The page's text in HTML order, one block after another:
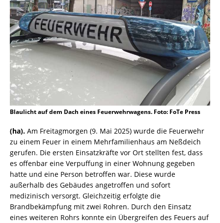
Blaulicht auf dem Dach eines Feuerwehrwagens. Foto: FoTe Press
(ha). Am Freitagmorgen (9. Mai 2025) wurde die Feuerwehr
zu einem Feuer in einem Mehrfamilienhaus am Neßdeich
gerufen. Die ersten Einsatzkräfte vor Ort stellten fest, dass
es offenbar eine Verpuffung in einer Wohnung gegeben
hatte und eine Person betroffen war. Diese wurde
außerhalb des Gebäudes angetroffen und sofort
medizinisch versorgt. Gleichzeitig erfolgte die
Brandbekämpfung mit zwei Rohren. Durch den Einsatz
eines weiteren Rohrs konnte ein Übergreifen des Feuers auf